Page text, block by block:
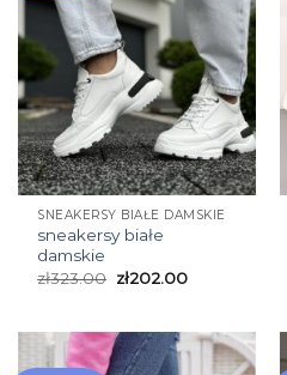
SNEAKERSY BIAŁE DAMSKIE
sneakersy białe
damskie
zł323.00 zł202.00